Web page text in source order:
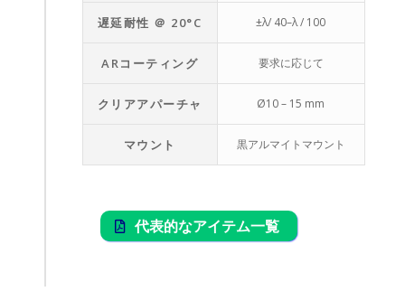
遅延耐性 ＠ 20°C ±λ/ 40–λ / 100
ARコーティング 要求に応じて
クリアアパーチャ Ø10 – 15 mm
マウント 黒アルマイトマウント
代表的なアイテム一覧